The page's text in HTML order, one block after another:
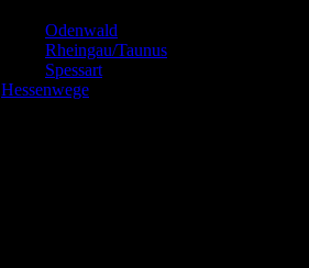
Odenwald
Rheingau/Taunus
Spessart
Hessenwege